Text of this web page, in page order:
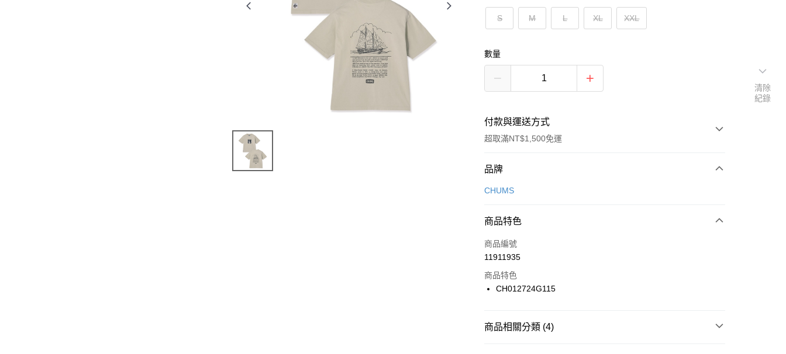
S M L XL XXL
數量
付款與運送方式
超取滿NT$1,500免運
付款方式
信用卡一次付款
合作金庫商業銀行
華南商業銀行
上海商業儲蓄銀行
國泰世華商業銀行
聯邦商業銀行
LINE Pay
Apple Pay
品牌
CHUMS
商品特色
商品編號
11911935
商品特色
CH012724G115
商品相關分類 (4)
清除
紀錄